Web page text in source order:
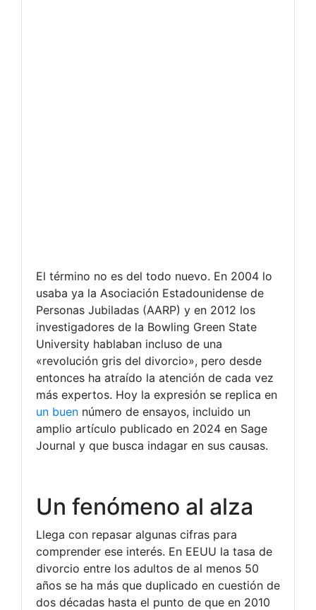
El término no es del todo nuevo. En 2004 lo
usaba ya la Asociación Estadounidense de
Personas Jubiladas (AARP) y en 2012 los
investigadores de la Bowling Green State
University hablaban incluso de una
«revolución gris del divorcio», pero desde
entonces ha atraído la atención de cada vez
más expertos. Hoy la expresión se replica en
un buen número de ensayos, incluido un
amplio artículo publicado en 2024 en Sage
Journal y que busca indagar en sus causas.
Un fenómeno al alza
Llega con repasar algunas cifras para
comprender ese interés. En EEUU la tasa de
divorcio entre los adultos de al menos 50
años se ha más que duplicado en cuestión de
dos décadas hasta el punto de que en 2010